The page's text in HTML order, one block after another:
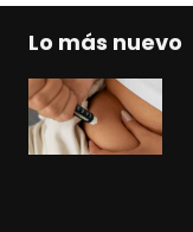
Lo más nuevo